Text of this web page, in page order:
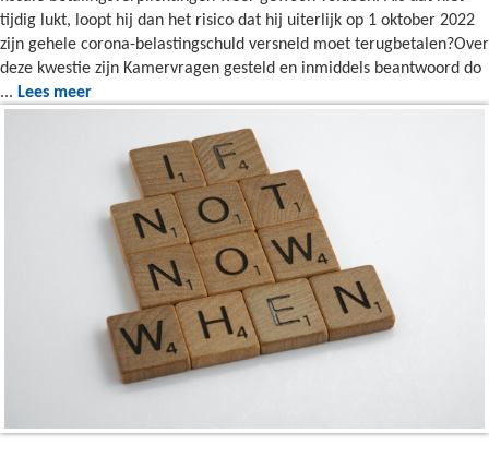
tijdig lukt, loopt hij dan het risico dat hij uiterlijk op 1 oktober 2022
zijn gehele corona-belastingschuld versneld moet terugbetalen?Over
deze kwestie zijn Kamervragen gesteld en inmiddels beantwoord do
... Lees meer